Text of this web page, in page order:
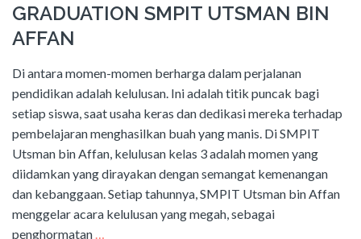
GRADUATION SMPIT UTSMAN BIN
AFFAN
Di antara momen-momen berharga dalam perjalanan
pendidikan adalah kelulusan. Ini adalah titik puncak bagi
setiap siswa, saat usaha keras dan dedikasi mereka terhadap
pembelajaran menghasilkan buah yang manis. Di SMPIT
Utsman bin Affan, kelulusan kelas 3 adalah momen yang
diidamkan yang dirayakan dengan semangat kemenangan
dan kebanggaan. Setiap tahunnya, SMPIT Utsman bin Affan
menggelar acara kelulusan yang megah, sebagai
penghormatan